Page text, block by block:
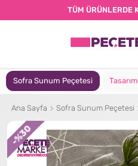
TÜM ÜRÜNLERDE
Sofra Sunum Peçetesi
Ana Sayfa Sofra Sunum Peçetesi
-
%30